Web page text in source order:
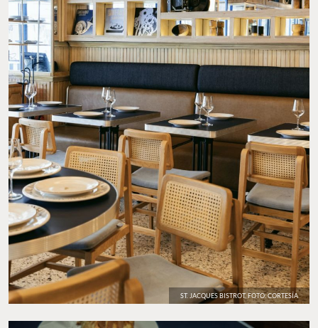
ST. JACQUES BISTROT. FOTO: CORTESÍA